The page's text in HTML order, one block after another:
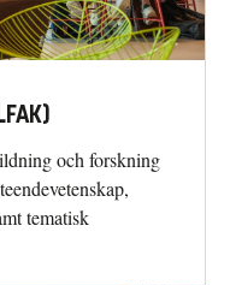
och forskning
tematisk